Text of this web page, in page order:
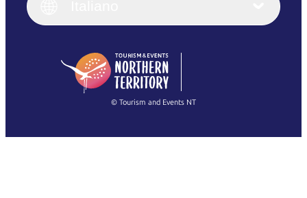
English
(Singapore)
Français
繁體中文
© Tourism and Events NT